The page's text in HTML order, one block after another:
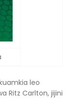
leo
Ritz Carlton, jijini